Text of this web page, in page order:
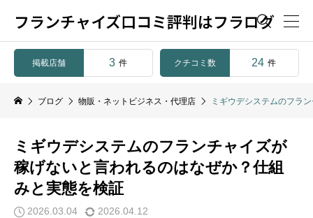
フランチャイズ口コミ評判はフラログ

掲載店舗 3 件 クチコミ数 24 件
ブログ 物販・ネットビジネス・代理店 ミギウデシステムのフラ
ミギウデシステムのフランチャイズが
稼げないと言われるのはなぜか？仕組
みと実態を検証
2026.03.04 2026.04.12